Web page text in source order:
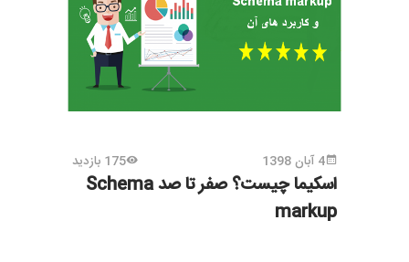
4 آبان 1398 175 بازدید
اسکیما چیست؟ صفر تا صد Schema
markup